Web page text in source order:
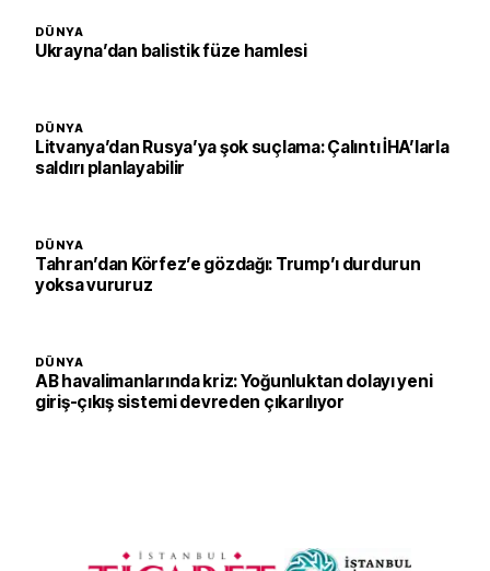
DÜNYA
Ukrayna’dan balistik füze hamlesi
DÜNYA
Litvanya’dan Rusya’ya şok suçlama: Çalıntı İHA’larla
saldırı planlayabilir
DÜNYA
Tahran’dan Körfez’e gözdağı: Trump’ı durdurun
yoksa vururuz
DÜNYA
AB havalimanlarında kriz: Yoğunluktan dolayı yeni
giriş-çıkış sistemi devreden çıkarılıyor